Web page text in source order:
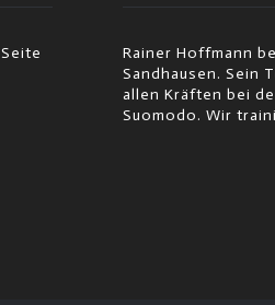
Rainer Hoffmann
Sandhausen. Sein
allen Kräften bei
Suomodo. Wir